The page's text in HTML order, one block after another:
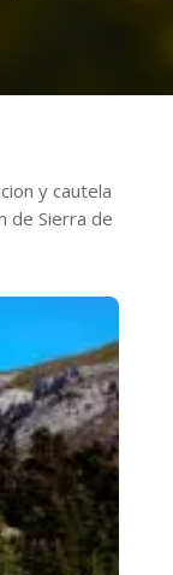
y cautela
de Sierra de